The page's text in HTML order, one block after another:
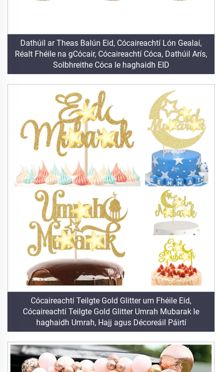
Dathúil ar Theas Balún Eid, Cócaireachtí Lón Gealaí,
Réalt Fhéile na gCócair, Cócaireachtí Cóca, Dathúil Arís,
Solbhreithe Cóca le haghaidh EID
Cócaireachtí Teilgte Gold Glitter um Fhéile Eid,
Cócaireachtí Teilgte Gold Glitter Umrah Mubarak le
haghaidh Umrah, Hajj agus Décoreáil Páirtí